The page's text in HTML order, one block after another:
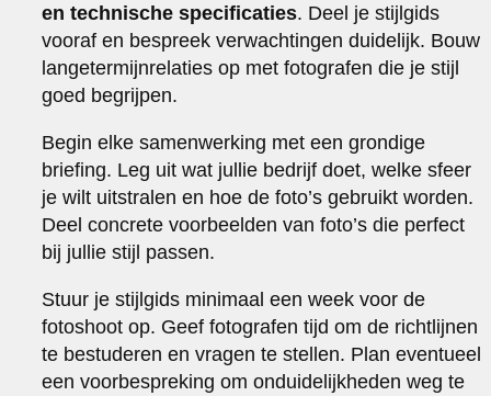
en technische specificaties. Deel je stijlgids
vooraf en bespreek verwachtingen duidelijk. Bouw
langetermijnrelaties op met fotografen die je stijl
goed begrijpen.
Begin elke samenwerking met een grondige
briefing. Leg uit wat jullie bedrijf doet, welke sfeer
je wilt uitstralen en hoe de foto’s gebruikt worden.
Deel concrete voorbeelden van foto’s die perfect
bij jullie stijl passen.
Stuur je stijlgids minimaal een week voor de
fotoshoot op. Geef fotografen tijd om de richtlijnen
te bestuderen en vragen te stellen. Plan eventueel
een voorbespreking om onduidelijkheden weg te